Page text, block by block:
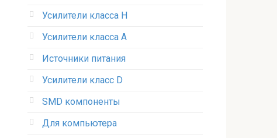
Усилители класса H
Усилители класса А
Источники питания
Усилители класс D
SMD компоненты
Для компьютера